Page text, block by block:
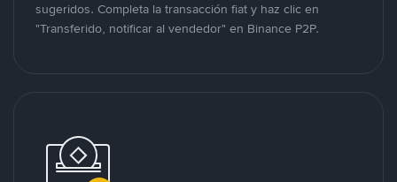
sugeridos. Completa la transacción fiat y haz clic en
"Transferido, notificar al vendedor" en Binance P2P.